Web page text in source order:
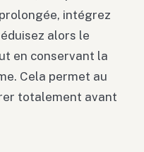
intégrez
alors le
en conservant la
Cela permet au
totalement avant